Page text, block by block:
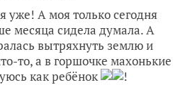
уже! А моя только сегодня
месяца сидела думала. А
вытряхнуть землю и
то, а в горшочке махонькие
как ребёнок
!